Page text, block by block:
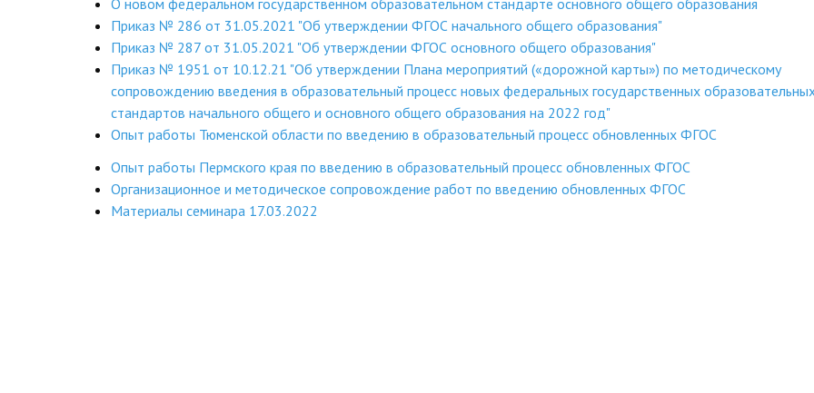
О новом федеральном государственном образовательном стандарте основного общего образования
Приказ № 286 от 31.05.2021 "Об утверждении ФГОС начального общего образования"
Приказ № 287 от 31.05.2021 "Об утверждении ФГОС основного общего образования"
Приказ № 1951 от 10.12.21 "Об утверждении Плана мероприятий («дорожной карты») по методическому
сопровождению введения в образовательный процесс новых федеральных государственных
стандартов начального общего и основного общего образования на 2022 год"
Опыт работы Тюменской области по введению в образовательный процесс обновленных ФГОС
Опыт работы Пермского края по введению в образовательный процесс обновленных ФГОС
Организационное и методическое сопровождение работ по введению обновленных ФГОС
Материалы семинара 17.03.2022